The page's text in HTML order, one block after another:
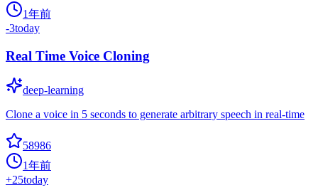
1年前
-3today
Real Time Voice Cloning
deep-learning
Clone a voice in 5 seconds to generate arbitrary speech in real-time
58986
1年前
+25today